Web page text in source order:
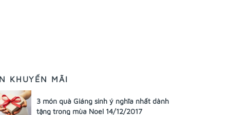
KHUYẾN MÃI
3 món quà Giáng sinh ý nghĩa nhất dành
tặng trong mùa Noel 14/12/2017